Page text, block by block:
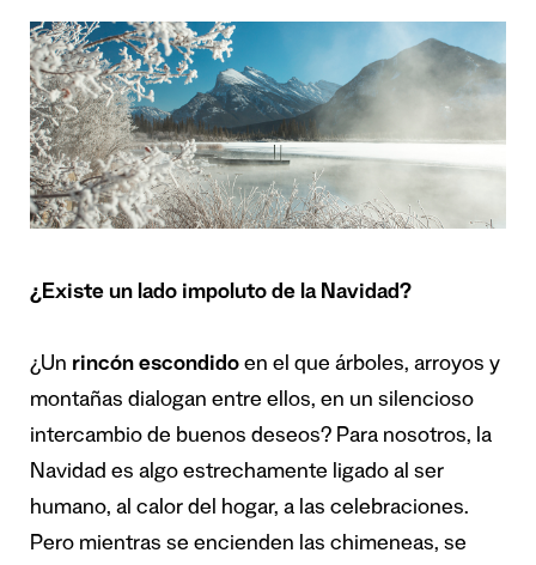
¿Existe un lado impoluto de la Navidad?
¿Un rincón escondido en el que árboles, arroyos y
montañas dialogan entre ellos, en un silencioso
intercambio de buenos deseos? Para nosotros, la
Navidad es algo estrechamente ligado al ser
humano, al calor del hogar, a las celebraciones.
Pero mientras se encienden las chimeneas, se